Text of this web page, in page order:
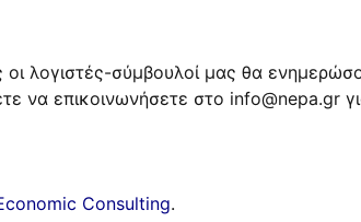
λογιστές-σύμβουλοί μας θα
να επικοινωνήσετε στο info@nepa.gr
Consulting.